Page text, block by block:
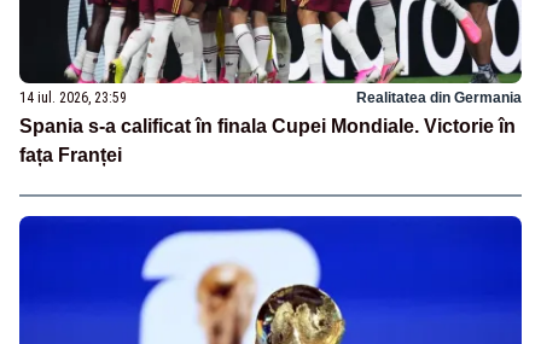
14 iul. 2026, 23:59 Realitatea din Germania
Spania s-a calificat în finala Cupei Mondiale. Victorie în
fața Franței